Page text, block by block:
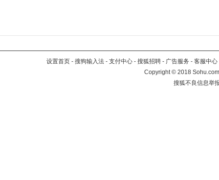
设置首页 - 搜狗输入法 - 支付中心 - 搜狐招聘 - 广告服务 - 客服中心
Copyright©2018
搜狐不良信息举